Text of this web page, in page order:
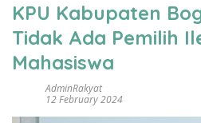
KPU Kabupaten
Tidak Ada Pemilih
Mahasiswa
AdminRakyat
12 February 2024